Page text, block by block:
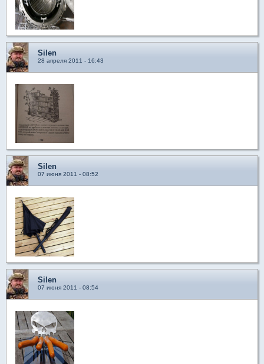
Silen
28 апреля 2011 - 16:43
Silen
07 июня 2011 - 08:52
Silen
07 июня 2011 - 08:54